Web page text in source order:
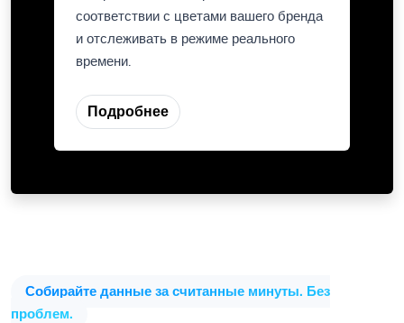
соответствии с цветами вашего бренда
и отслеживать в режиме реального
времени.
Подробнее
Собирайте данные за считанные минуты. Без
проблем.